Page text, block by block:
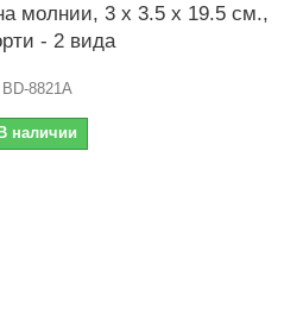
молнии, 3 x 3.5 x 19.5 см.,
- 2 вида
BD-8821A
наличии